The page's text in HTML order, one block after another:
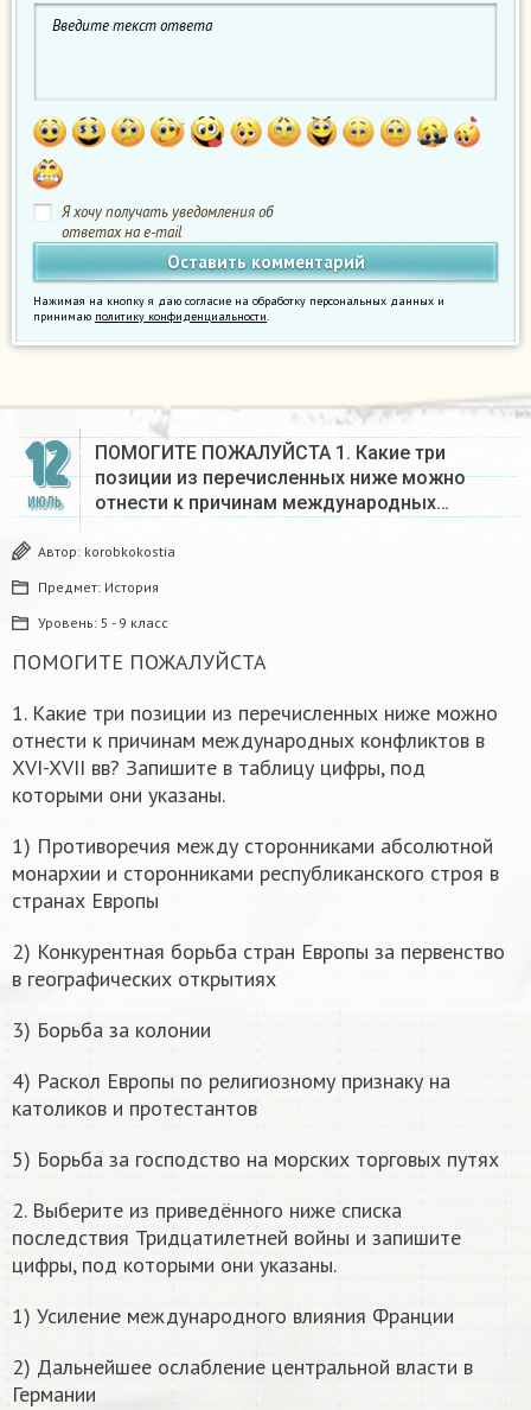
Я хочу получать уведомления об
ответах на e-mail
Нажимая на кнопку я даю согласие на обработку персональных данных и
принимаю политику конфиденциальности.
12
ИЮЛЬ
ПОМОГИТЕ ПОЖАЛУЙСТА 1. Какие три
позиции из перечисленных ниже можно
отнести к причинам международных…
Автор: korobkokostia
Предмет: История
Уровень: 5 - 9 класс
ПОМОГИТЕ ПОЖАЛУЙСТА
1. Какие три позиции из перечисленных ниже можно
отнести к причинам международных конфликтов в
XVI-XVII вв? Запишите в таблицу цифры, под
которыми они указаны.
1) Противоречия между сторонниками абсолютной
монархии и сторонниками республиканского строя в
странах Европы
2) Конкурентная борьба стран Европы за первенство
в географических открытиях
3) Борьба за колонии
4) Раскол Европы по религиозному признаку на
католиков и протестантов
5) Борьба за господство на морских торговых путях
2. Выберите из приведённого ниже списка
последствия Тридцатилетней войны и запишите
цифры, под которыми они указаны.
1) Усиление международного влияния Франции
2) Дальнейшее ослабление центральной власти в
Германии